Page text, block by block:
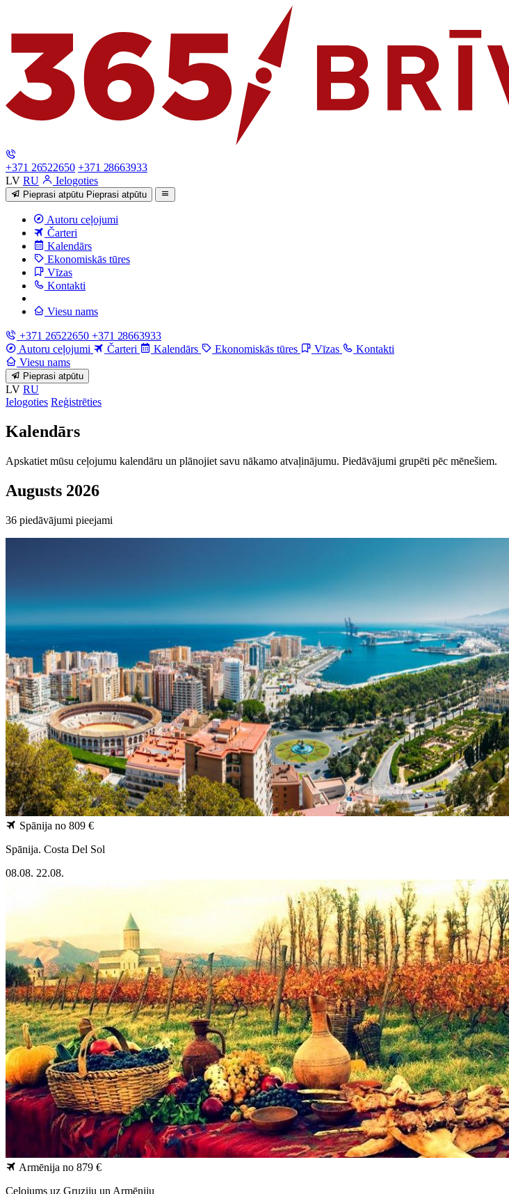
+371 26522650 +371 28663933
LV RU Ielogoties
Pieprasi atpūtu Pieprasi atpūtu
Autoru ceļojumi
Čarteri
Kalendārs
Ekonomiskās tūres
Vīzas
Kontakti
Viesu nams
+371 26522650 +371 28663933
Autoru ceļojumi
Čarteri Kalendārs Ekonomiskās tūres Vīzas
Kontakti
Viesu nams
Pieprasi atpūtu
LV RU
Ielogoties Reģistrēties
Kalendārs
Apskatiet mūsu ceļojumu kalendāru un plānojiet savu nākamo atvaļinājumu. Piedāvājumi grupēti pēc mēnešiem.
Augusts 2026
36 piedāvājumi pieejami
Spānija no 809 €
Spānija. Costa Del Sol
08.08. 22.08.
Armēnija no 879 €
Ceļojums uz Gruziju un Armēniju